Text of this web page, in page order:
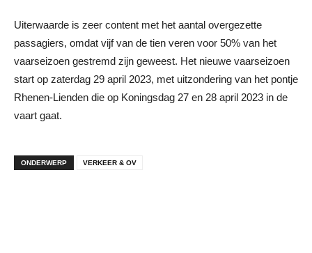
Uiterwaarde is zeer content met het aantal overgezette
passagiers, omdat vijf van de tien veren voor 50% van het
vaarseizoen gestremd zijn geweest. Het nieuwe vaarseizoen
start op zaterdag 29 april 2023, met uitzondering van het pontje
Rhenen-Lienden die op Koningsdag 27 en 28 april 2023 in de
vaart gaat.
ONDERWERP VERKEER & OV